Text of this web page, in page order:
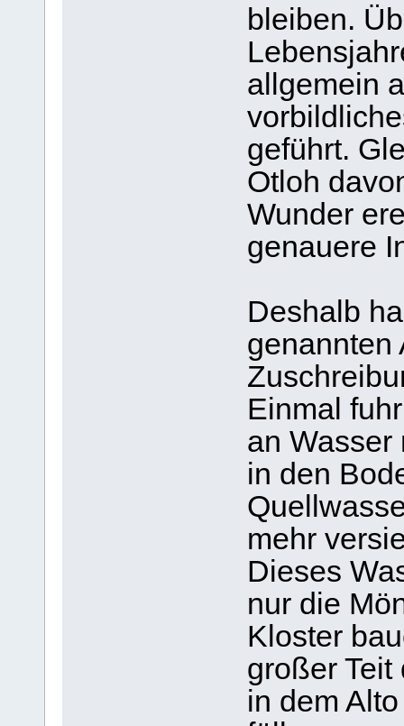
bleiben.
allgemein
geführt.
Otloh
Wunder
genauere
Deshalb
genannten
Einmal
an Wasser
in den
mehr
Dieses
nur die
Kloster
großer
in dem